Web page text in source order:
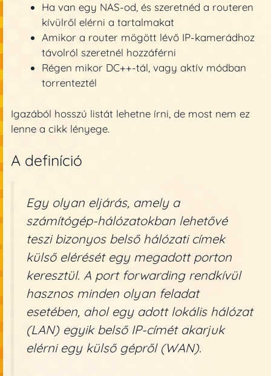
Ha van egy NAS-od, és szeretnéd a routeren
kívülről elérni a tartalmakat
Amikor a router mögött lévő IP-kamerádhoz
távolról szeretnél hozzáférni
Régen mikor DC++-tál, vagy aktív módban
torrenteztél
Igazából hosszú listát lehetne írni, de most nem ez
lenne a cikk lényege.
A definíció
Egy olyan eljárás, amely a
számítógép-hálózatokban lehetővé
teszi bizonyos belső hálózati címek
külső elérését egy megadott porton
keresztül. A port forwarding rendkívül
hasznos minden olyan feladat
esetében, ahol egy adott lokális hálózat
(LAN) egyik belső IP-címét akarjuk
elérni egy külső gépről (WAN).